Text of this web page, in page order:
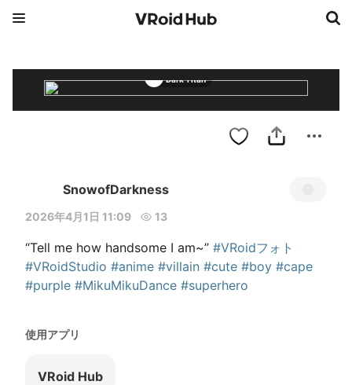
Dark Titan
SnowofDarkness
2026年4月1日 11:09 13
“Tell me how handsome I am~” #VRoidフォト
#VRoidStudio #anime #villain #cute #boy #cape
#purple #MikuMikuDance #superhero
使用アプリ
VRoid Hub